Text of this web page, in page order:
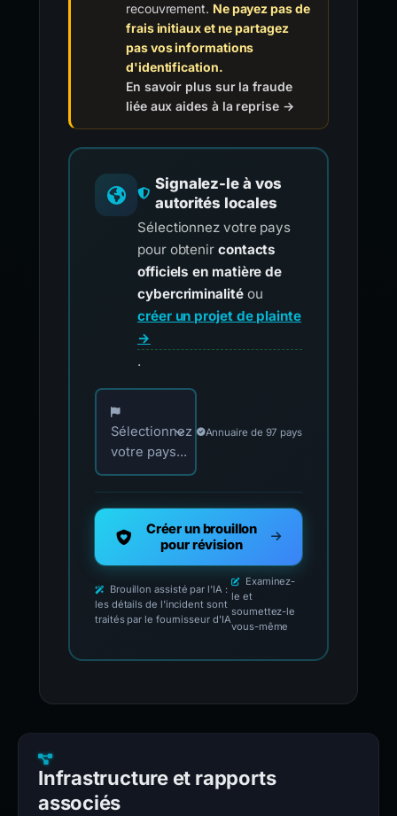
recouvrement. Ne payez pas de
frais initiaux et ne partagez
pas vos informations
d'identification.
En savoir plus sur la fraude
liée aux aides à la reprise →
Signalez-le à vos
autorités locales
Sélectionnez votre pays
pour obtenir contacts
officiels en matière de
cybercriminalitéou
créer un projet de plainte
→
.
Choisissez votre pays pour les contacts
Sélectionnez
votre pays...
Annuaire de 97 pays
Créer un brouillon
pour révision
Brouillon assisté par l'IA :
les détails de l'incident sont
traités par le fournisseur d'IA
Examinez-
le et
soumettez-le
vous-même
Infrastructure et rapports
associés